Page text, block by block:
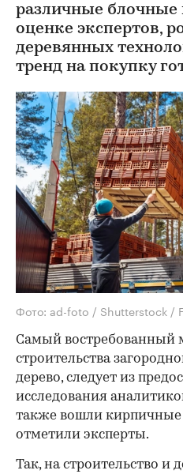
различные блочные
оценке экспертов,
деревянных
тренд на покупку
Фото: ad-foto / Shutterstock /
Самый востребованный
строительства
дерево, следует из
исследования
также вошли
отметили эксперты.
Так, на строительство и